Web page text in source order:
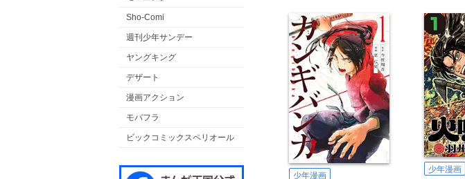
Sho-Comi
週刊少年サンデー
ヤングキング
デザート
漫画アクション
モバフラ
ビックコミックスペリオール
少年漫画
少年漫画